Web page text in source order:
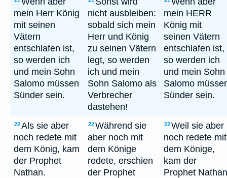
mein Herr König
mit seinen
Vätern
entschlafen ist,
so werden ich
und mein Sohn
Salomo müssen
Sünder sein.
nicht ausbleiben:
sobald sich mein
Herr und König
zu seinen Vätern
legt, so werden
ich und mein
Sohn Salomo als
Verbrecher
dastehen!
mein HERR
König mit
seinen Vätern
entschlafen ist,
so werden ich
und mein Sohn
Salomo
Sünder sein.
22Als sie aber
noch redete mit
dem König, kam
der Prophet
Nathan.
22Während sie
aber noch mit
dem Könige
redete, erschien
der Prophet
22Weil sie aber
noch redete mit
dem Könige,
kam der
Prophet